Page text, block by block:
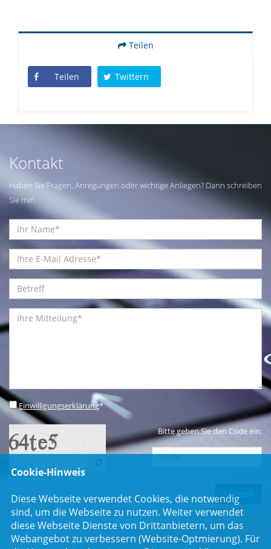
Teilen
Teilen Twittern
Kontakt
Haben Sie Fragen, Anregungen oder wichtige Anliegen? Dann schreiben
Sie mir!
Einwilligungserklärung*
Bitte geben Sie den Code ein:
Newsletter
Cookie-Hinweis
Diese Webseite verwendet Cookies, die notwendig
sind, um die Webseite zu nutzen. Weiter verwendet
diese Webseite Dienste von Drittanbietern, um das
Webangebot zu verbessern (Website-Optmierung). Für